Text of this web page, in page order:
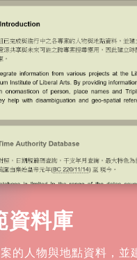
資料庫
的人物與地點資料，並